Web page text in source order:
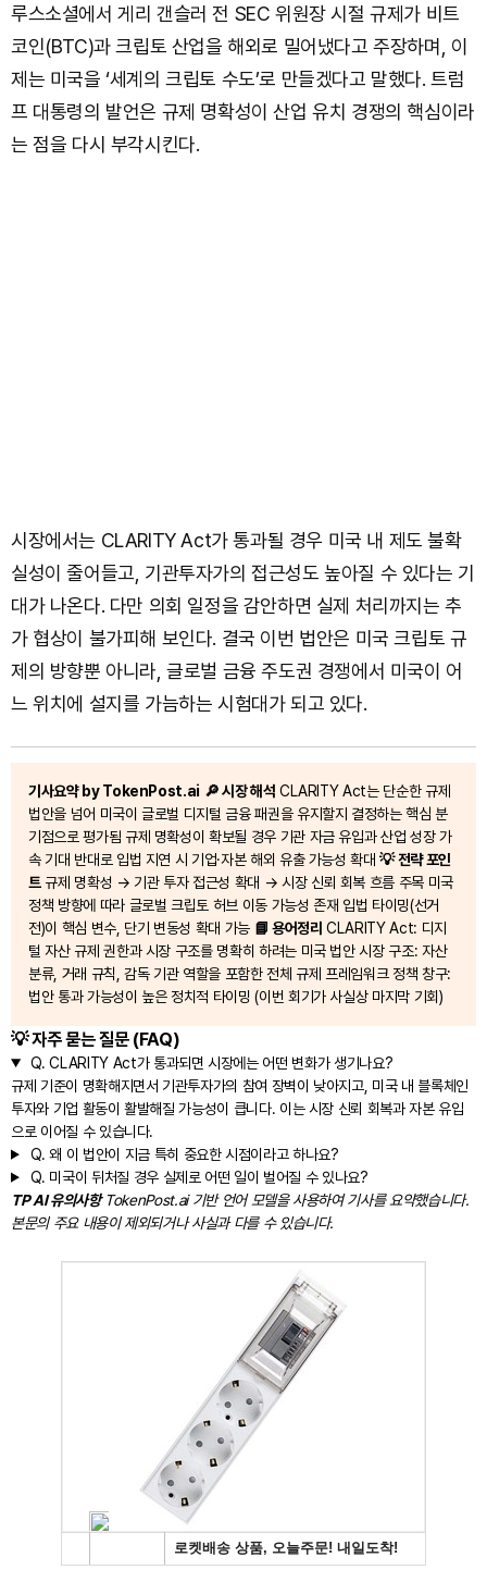
루스소셜에서 게리 갠슬러 전 SEC 위원장 시절 규제가 비트
코인(BTC)과 크립토 산업을 해외로 밀어냈다고 주장하며, 이
제는 미국을 ‘세계의 크립토 수도’로 만들겠다고 말했다. 트럼
프 대통령의 발언은 규제 명확성이 산업 유치 경쟁의 핵심이라
는 점을 다시 부각시킨다.
시장에서는 CLARITY Act가 통과될 경우 미국 내 제도 불확
실성이 줄어들고, 기관투자가의 접근성도 높아질 수 있다는 기
대가 나온다. 다만 의회 일정을 감안하면 실제 처리까지는 추
가 협상이 불가피해 보인다. 결국 이번 법안은 미국 크립토 규
제의 방향뿐 아니라, 글로벌 금융 주도권 경쟁에서 미국이 어
느 위치에 설지를 가늠하는 시험대가 되고 있다.
기사요약 by TokenPost.ai 🔎 시장 해석 CLARITY Act는 단순한 규제
법안을 넘어 미국이 글로벌 디지털 금융 패권을 유지할지 결정하는 핵심 분
기점으로 평가됨 규제 명확성이 확보될 경우 기관 자금 유입과 산업 성장 가
속 기대 반대로 입법 지연 시 기업·자본 해외 유출 가능성 확대💡 전략 포인
트규제 명확성 → 기관 투자 접근성 확대 → 시장 신뢰 회복 흐름 주목 미국
정책 방향에 따라 글로벌 크립토 허브 이동 가능성 존재 입법 타이밍(선거
전)이 핵심 변수, 단기 변동성 확대 가능 📘 용어정리 CLARITY Act: 디지
털 자산 규제 권한과 시장 구조를 명확히 하려는 미국 법안 시장 구조: 자산
분류, 거래 규칙, 감독 기관 역할을 포함한 전체 규제 프레임워크 정책 창구:
법안 통과 가능성이 높은 정치적 타이밍 (이번 회기가 사실상 마지막 기회)
💡 자주 묻는 질문 (FAQ)
Q. CLARITY Act가 통과되면 시장에는 어떤 변화가 생기나요?
규제 기준이 명확해지면서 기관투자가의 참여 장벽이 낮아지고, 미국 내 블록체인
투자와 기업 활동이 활발해질 가능성이 큽니다. 이는 시장 신뢰 회복과 자본 유입
으로 이어질 수 있습니다.
Q. 왜 이 법안이 지금 특히 중요한 시점이라고 하나요?
Q. 미국이 뒤처질 경우 실제로 어떤 일이 벌어질 수 있나요?
TP AI 유의사항TokenPost.ai 기반 언어 모델을 사용하여 기사를 요약했습니다.
본문의 주요 내용이 제외되거나 사실과 다를 수 있습니다.